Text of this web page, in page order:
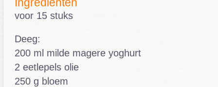
voor 15 stuks
Deeg:
200 ml milde magere yoghurt
2 eetlepels olie
250 g bloem